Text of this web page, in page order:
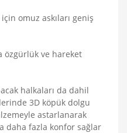
omuz askıları geniş
özgürlük ve hareket
halkaları da dahil
3D köpük dolgu
astarlanarak
daha fazla konfor sağlar